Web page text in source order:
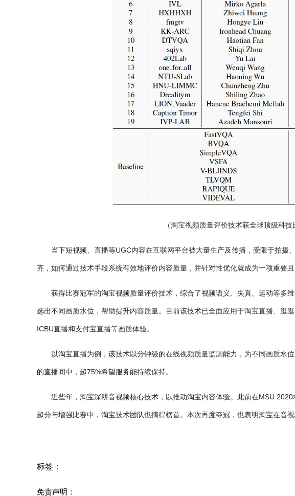
（淘宝视频质量评价技术获全球顶级科技
当下短视频、直播等UGC内容在互联网平台被大量生产及传播，受限于拍摄
齐，如何通过技术手段系统有效地评价内容质量，并针对性优化就成为一项重要且
获得比赛冠军的淘宝视频质量评价技术，综合了视频语义、失真、运动等多
选出不同画质水位，帮助提升内容质量。目前该技术已全面应用于淘宝直播、逛
ICBU直播和支付宝直播等画质体验。
以淘宝直播为例，该技术以分钟级的在线视频质量监测能力，为不同画质水
的直播间中，超75%希望服务能持续保持。
近些年，淘宝深耕音视频核心技术，以推动淘宝内容体验。此前在MSU
超分与增强比赛中，淘宝技术团队也摘得榜首。本次再度夺冠，也表明淘宝在音
标签：
免责声明：